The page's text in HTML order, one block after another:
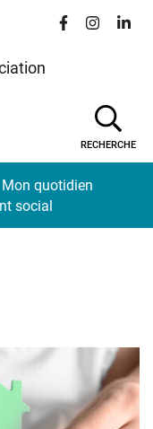
d'accessibilité
Lien vers le
Lien vers
Lien
RECHERCHE
Mon quotidien
social